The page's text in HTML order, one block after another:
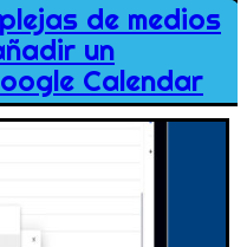
de medios
un
Calendar